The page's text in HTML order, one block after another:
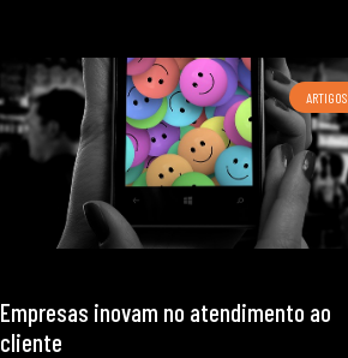
ARTIGOS
Empresas inovam no atendimento ao
cliente